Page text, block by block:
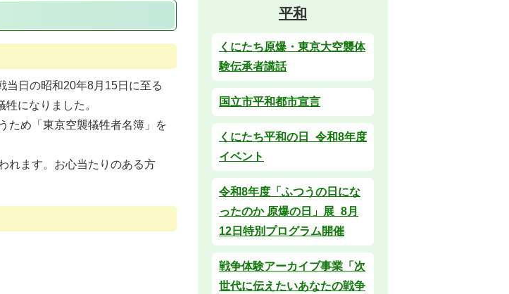
当日の昭和20年8月15日に至る
になりました。
ため「東京空襲犠牲者名簿」を
れます。お心当たりのある方
平和
くにたち原爆・東京大空襲体
験伝承者講話
国立市平和都市宣言
くにたち平和の日_令和8年度
イベント
令和8年度「ふつうの日にな
ったのか 原爆の日」展_8月
12日特別プログラム開催
戦争体験アーカイブ事業「次
世代に伝えたいあなたの戦争